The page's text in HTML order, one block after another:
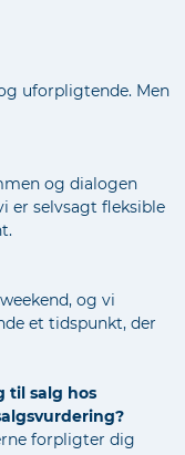
uforpligtende. Men
og dialogen
er selvsagt fleksible
og vi
et tidspunkt, der
til salg hos
forpligter dig